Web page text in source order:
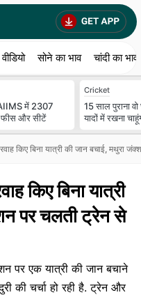
वीडियो सोने का भाव चांदी का भाव
में 2307
फीस और सीटें
Cricket
15 साल पुराना
यादों में रखना
किए बिना यात्री की जान बचाई, मथुरा
किए बिना यात्री
पर चलती ट्रेन से
पर एक यात्री की जान बचाने
की चर्चा हो रही है. ट्रेन और